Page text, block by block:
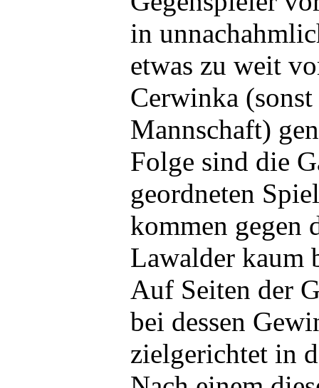
in
etwas zu weit
Cerwinka
Mannschaft)
Folge sind die
geordneten
kommen gegen
Lawalder kaum
Auf Seiten der
bei dessen
zielgerichtet in